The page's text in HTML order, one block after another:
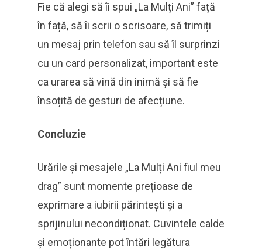
Fie că alegi să îi spui „La Mulți Ani” față
în față, să îi scrii o scrisoare, să trimiți
un mesaj prin telefon sau să îl surprinzi
cu un card personalizat, important este
ca urarea să vină din inimă și să fie
însoțită de gesturi de afecțiune.
Concluzie
Urările și mesajele „La Mulți Ani fiul meu
drag” sunt momente prețioase de
exprimare a iubirii părintești și a
sprijinului necondiționat. Cuvintele calde
și emoționante pot întări legătura